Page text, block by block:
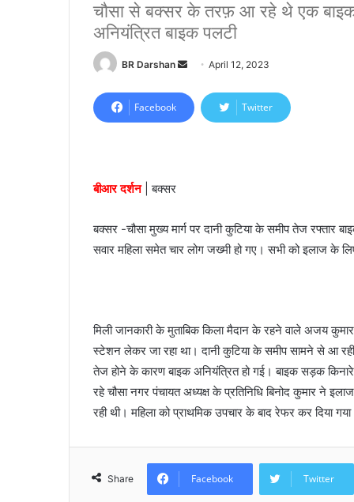
चौसा से बक्सर के तरफ़ आ रहे थे एक
अनियंत्रित बाइक पलटी
BR Darshan
n
d
l
April 12, 2023
Facebook Twitter
बीआर दर्शन| बक्सर
बक्सर -चौसा मुख्य मार्ग पर दानी कुटिया के समीप तेज
सवार महिला समेत चार लोग जख्मी हो गए। सभी को इलाज के
मिली जानकारी के मुताबिक किला मैदान के रहने वाले अजय
स्टेशन लेकर जा रहा था। दानी कुटिया के समीप सामने से आ
तेज होने के कारण बाइक अनियंत्रित हो गई। बाइक सड़क
रहे चौसा नगर पंचायत अध्यक्ष के प्रतिनिधि बिनोद कुमार ने
रही थी। महिला को प्राथमिक उपचार के बाद रेफर कर दिया
Share Facebook Twitter